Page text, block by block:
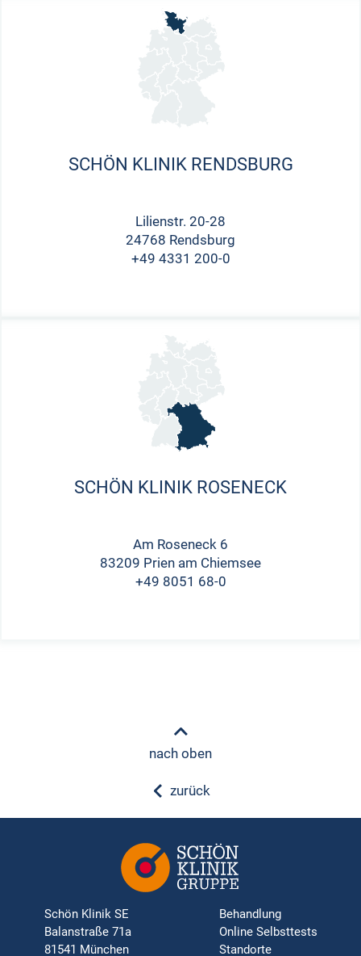
SCHÖN KLINIK RENDSBURG
Lilienstr. 20-28
24768 Rendsburg
+49 4331 200-0
SCHÖN KLINIK ROSENECK
Am Roseneck 6
83209 Prien am Chiemsee
+49 8051 68-0
zurück
nach oben
Schön Klinik SE
Balanstraße 71a
81541 München
Behandlung
Online Selbsttests
Standorte